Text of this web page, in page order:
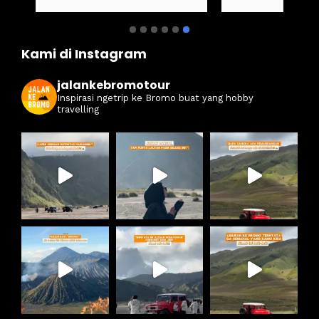
Kami di Instagram
jalankebromotour
Inspirasi ngetrip ke Bromo buat yang hobby
travelling